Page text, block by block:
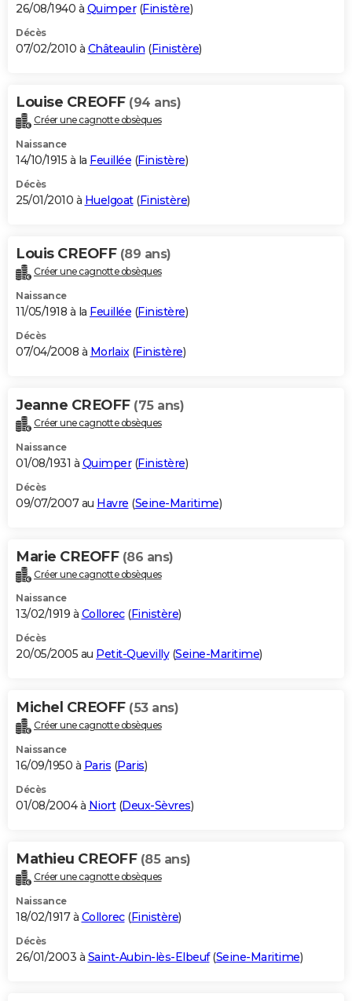
26/08/1940 à Quimper(Finistère)
Décès
07/02/2010 à Châteaulin (Finistère)
Louise CREOFF (94 ans)
Créer une cagnotte obsèques
Naissance
14/10/1915 à la Feuillée (Finistère)
Décès
25/01/2010 à Huelgoat(Finistère)
Louis CREOFF (89 ans)
Créer une cagnotte obsèques
Naissance
11/05/1918 à la Feuillée (Finistère)
Décès
07/04/2008 à Morlaix(Finistère)
Jeanne CREOFF (75 ans)
Créer une cagnotte obsèques
Naissance
01/08/1931 à Quimper(Finistère)
Décès
09/07/2007 au Havre (Seine-Maritime)
Marie CREOFF (86 ans)
Créer une cagnotte obsèques
Naissance
13/02/1919 à Collorec(Finistère)
Décès
20/05/2005 au Petit-Quevilly(Seine-Maritime)
Michel CREOFF (53 ans)
Créer une cagnotte obsèques
Naissance
16/09/1950 à Paris (Paris)
Décès
01/08/2004 à Niort(Deux-Sèvres)
Mathieu CREOFF (85 ans)
Créer une cagnotte obsèques
Naissance
18/02/1917 à Collorec(Finistère)
Décès
26/01/2003 à Saint-Aubin-lès-Elbeuf(Seine-Maritime)